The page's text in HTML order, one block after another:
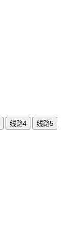
线路4
线路5